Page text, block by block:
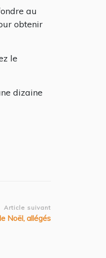
au
obtenir
le
dizaine
Article suivant
Noël, allégés